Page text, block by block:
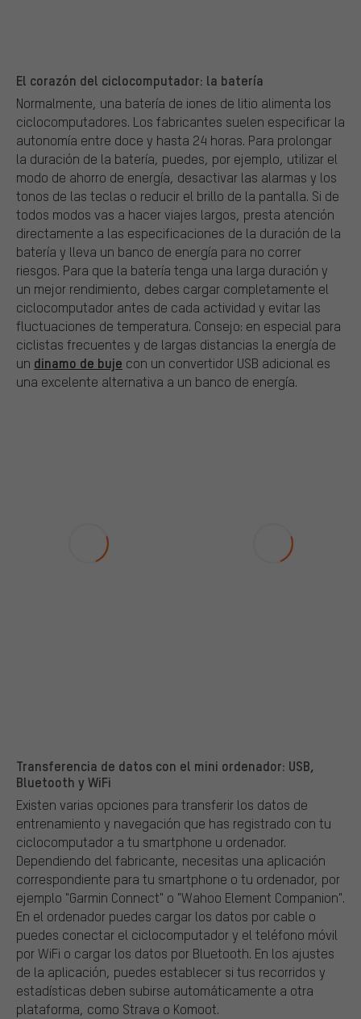
El corazón del ciclocomputador: la batería
Normalmente, una batería de iones de litio alimenta los
ciclocomputadores. Los fabricantes suelen especificar la
autonomía entre doce y hasta 24 horas. Para prolongar
la duración de la batería, puedes, por ejemplo, utilizar el
modo de ahorro de energía, desactivar las alarmas y los
tonos de las teclas o reducir el brillo de la pantalla. Si de
todos modos vas a hacer viajes largos, presta atención
directamente a las especificaciones de la duración de la
batería y lleva un banco de energía para no correr
riesgos. Para que la batería tenga una larga duración y
un mejor rendimiento, debes cargar completamente el
ciclocomputador antes de cada actividad y evitar las
fluctuaciones de temperatura. Consejo: en especial para
ciclistas frecuentes y de largas distancias la energía de
un dinamo de buje con un convertidor USB adicional es
una excelente alternativa a un banco de energía.
Transferencia de datos con el mini ordenador: USB,
Bluetooth y WiFi
Existen varias opciones para transferir los datos de
entrenamiento y navegación que has registrado con tu
ciclocomputador a tu smartphone u ordenador.
Dependiendo del fabricante, necesitas una aplicación
correspondiente para tu smartphone o tu ordenador, por
ejemplo "Garmin Connect" o "Wahoo Element Companion".
En el ordenador puedes cargar los datos por cable o
puedes conectar el ciclocomputador y el teléfono móvil
por WiFi o cargar los datos por Bluetooth. En los ajustes
de la aplicación, puedes establecer si tus recorridos y
estadísticas deben subirse automáticamente a otra
plataforma, como Strava o Komoot.